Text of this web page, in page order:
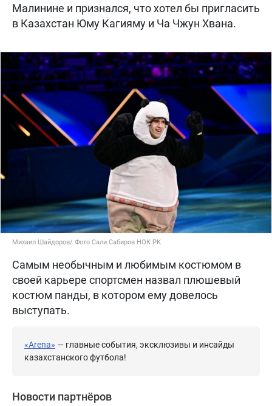
Малинине и признался, что хотел бы пригласить
в Казахстан Юму Кагияму и Ча Чжун Хвана.
Михаил Шайдоров/ Фото Сали Сабиров НОК РК
Самым необычным и любимым костюмом в
своей карьере спортсмен назвал плюшевый
костюм панды, в котором ему довелось
выступать.
«Arena» — главные события, эксклюзивы и инсайды
казахстанского футбола!